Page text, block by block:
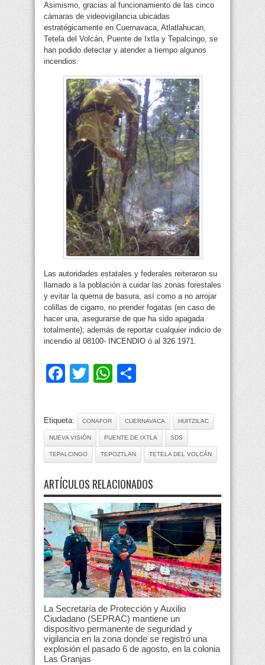
Asimismo, gracias al funcionamiento de las cinco
cámaras de videovigilancia ubicadas
estratégicamente en Cuernavaca, Atlatlahucan,
Tetela del Volcán, Puente de Ixtla y Tepalcingo, se
han podido detectar y atender a tiempo algunos
incendios.
Las autoridades estatales y federales reiteraron su
llamado a la población a cuidar las zonas forestales
y evitar la quema de basura, así como a no arrojar
colillas de cigarro, no prender fogatas (en caso de
hacer una, asegurarse de que ha sido apagada
totalmente); además de reportar cualquier indicio de
incendio al 08100- INCENDIO ó al 326 1971.
Facebook
TwitterWhatsApp
Etiqueta: CONAFOR CUERNAVACA HUITZILAC
NUEVA VISIÓN PUENTE DE IXTLA SDS
TEPALCINGO TEPOZTLAN TETELA DEL VOLCÁN
ARTÍCULOS RELACIONADOS
La Secretaría de Protección y Auxilio
Ciudadano (SEPRAC) mantiene un
dispositivo permanente de seguridad y
vigilancia en la zona donde se registró una
explosión el pasado 6 de agosto, en la colonia
Las Granjas